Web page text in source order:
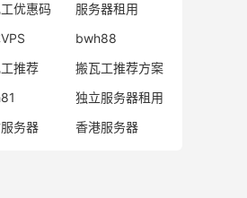
优惠码
服务器租用
bwh88
推荐
搬瓦工推荐方案
独立服务器租用
务器 香港服务器